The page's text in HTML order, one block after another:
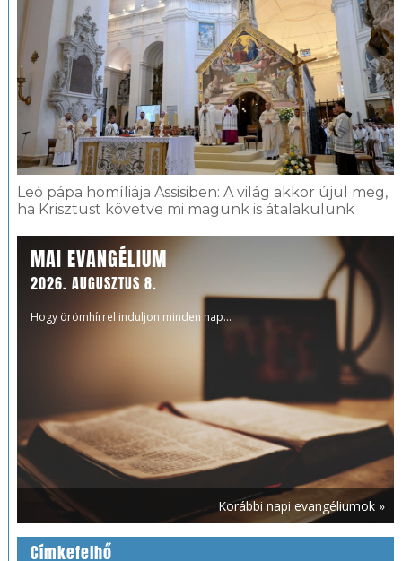
Leó pápa homíliája Assisiben: A világ akkor újul meg,
ha Krisztust követve mi magunk is átalakulunk
MAI EVANGÉLIUM
2026. AUGUSZTUS 8.
Hogy örömhírrel induljon minden nap...
Korábbi napi evangéliumok »
Címkefelhő